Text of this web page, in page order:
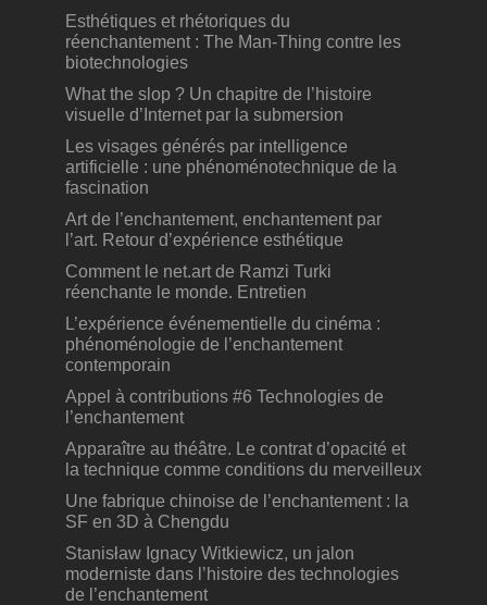
Esthétiques et rhétoriques du
réenchantement : The Man-Thing contre les
biotechnologies
What the slop ? Un chapitre de l’histoire
visuelle d’Internet par la submersion
Les visages générés par intelligence
artificielle : une phénoménotechnique de la
fascination
Art de l’enchantement, enchantement par
l’art. Retour d’expérience esthétique
Comment le net.art de Ramzi Turki
réenchante le monde. Entretien
L’expérience événementielle du cinéma :
phénoménologie de l’enchantement
contemporain
Appel à contributions #6 Technologies de
l’enchantement
Apparaître au théâtre. Le contrat d’opacité et
la technique comme conditions du merveilleux
Une fabrique chinoise de l’enchantement : la
SF en 3D à Chengdu
Stanisław Ignacy Witkiewicz, un jalon
moderniste dans l’histoire des technologies
de l’enchantement